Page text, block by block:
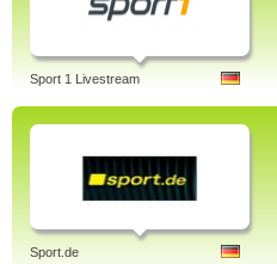
Sport 1 Livestream
Sport.de